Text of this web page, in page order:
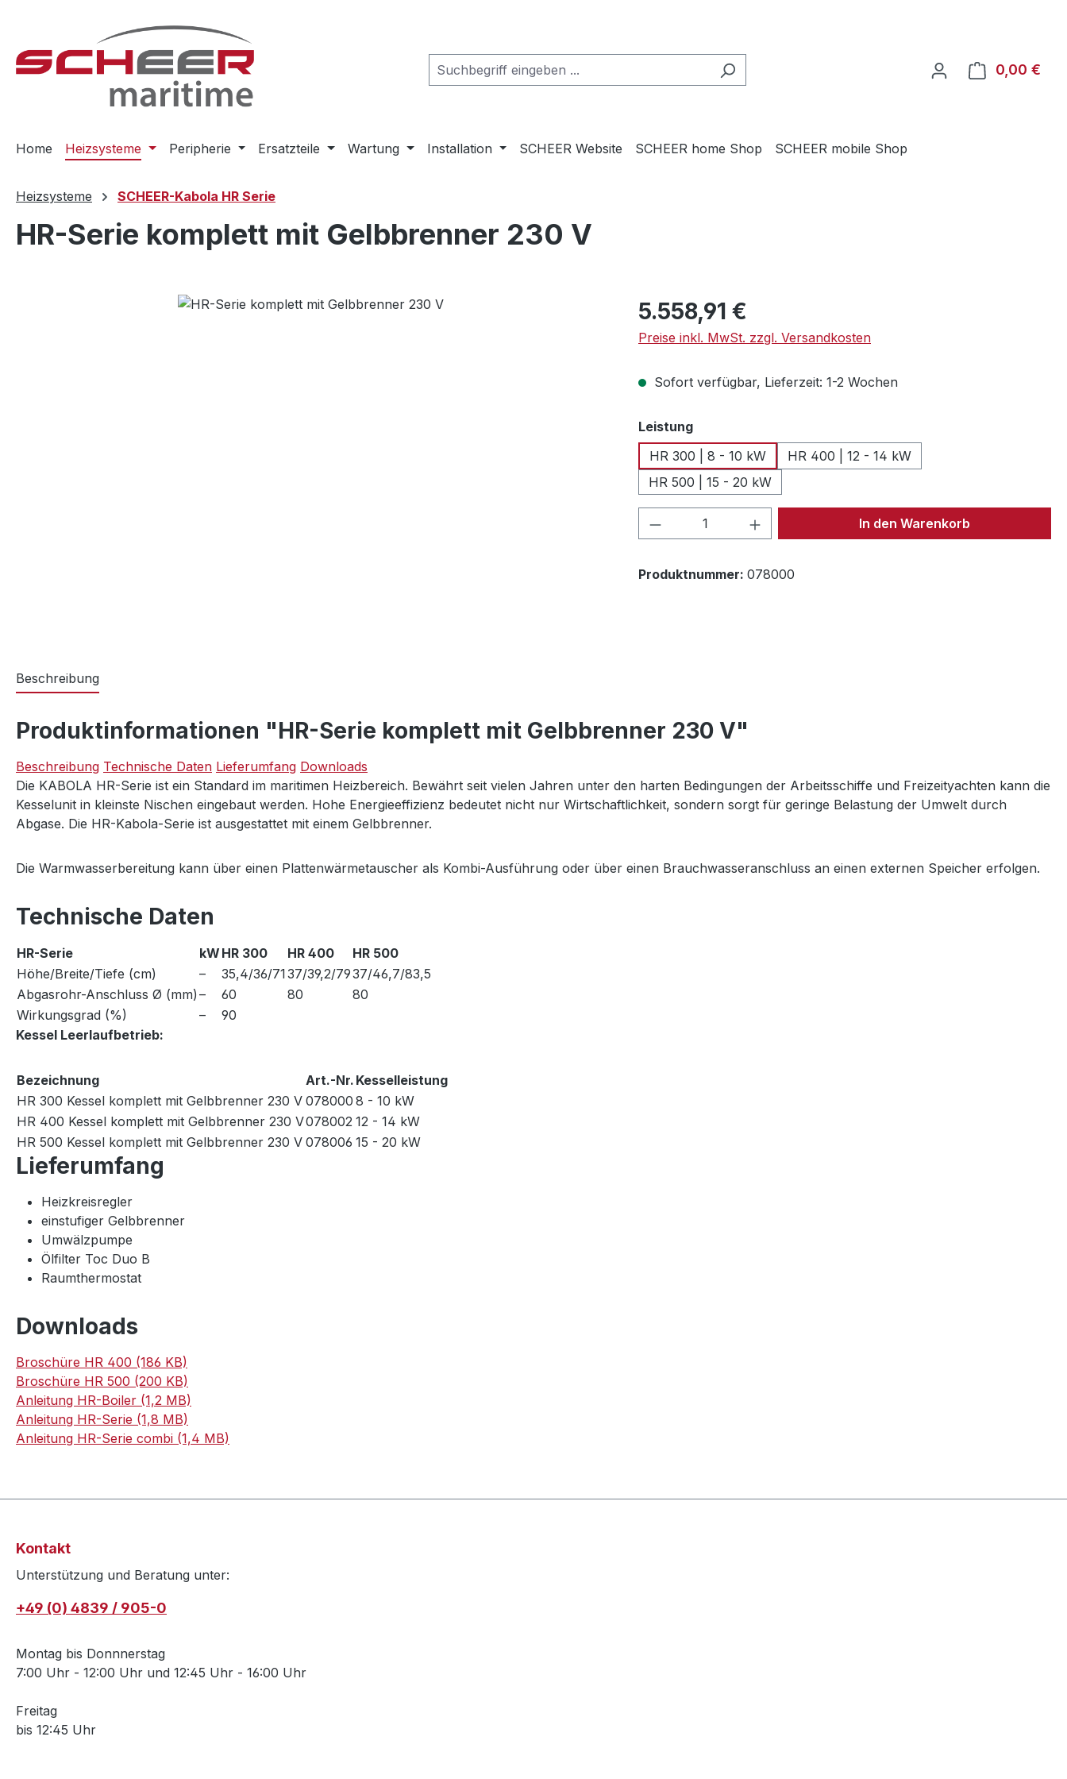
0,00 €
Home Heizsysteme Peripherie Ersatzteile Wartung Installation SCHEER Website SCHEER home Shop SCHEER mobile Shop
Heizsysteme SCHEER-Kabola HR Serie
HR-Serie komplett mit Gelbbrenner 230 V
Regulärer Preis:
5.558,91 €
Preise inkl. MwSt. zzgl. Versandkosten
Sofort verfügbar, Lieferzeit: 1-2 Wochen
Leistungauswählen
HR 300 | 8 - 10 kW
HR 400 | 12 - 14 kW
HR 500 | 15 - 20 kW
Produkt Anzahl: Gib den gewünschten Wert
In den Warenkorb
Produktnummer: 078000
Beschreibung
Produktinformationen "HR-Serie komplett mit Gelbbrenner 230 V"
Beschreibung Technische Daten Lieferumfang Downloads
Die KABOLA HR-Serie ist ein Standard im maritimen Heizbereich. Bewährt seit vielen Jahren unter den harten Bedingungen der Arbeitsschiffe und Freizeityachten kann die
Kesselunit in kleinste Nischen eingebaut werden. Hohe Energieeffizienz bedeutet nicht nur Wirtschaftlichkeit, sondern sorgt für geringe Belastung der Umwelt durch
Abgase. Die HR-Kabola-Serie ist ausgestattet mit einem Gelbbrenner.
Die Warmwasserbereitung kann über einen Plattenwärmetauscher als Kombi-Ausführung oder über einen Brauchwasseranschluss an einen externen Speicher erfolgen.
Technische Daten
HR-Serie kW HR 300 HR 400
HR 500
Höhe/Breite/Tiefe (cm)
– 35,4/36/7137/39,2/7937/46,7/83,5
Abgasrohr-Anschluss Ø (mm) – 60 80
80
Wirkungsgrad (%)
–
90
Kessel Leerlaufbetrieb:
Bezeichnung Art.-Nr. Kesselleistung
HR 300 Kessel komplett mit Gelbbrenner 230 V 078000 8 - 10 kW
HR 400 Kessel komplett mit Gelbbrenner 230 V078002 12 - 14 kW
HR 500 Kessel komplett mit Gelbbrenner 230 V 078006 15 - 20 kW
Lieferumfang
Heizkreisregler
einstufiger Gelbbrenner
Umwälzpumpe
Ölfilter Toc Duo B
Raumthermostat
Downloads
Broschüre HR 400 (186 KB)
Broschüre HR 500 (200 KB)
Anleitung HR-Boiler (1,2 MB)
Anleitung HR-Serie (1,8 MB)
Anleitung HR-Serie combi (1,4 MB)
Kontakt
Unterstützung und Beratung unter:
+49 (0) 4839 / 905-0
Montag bis Donnnerstag
7:00 Uhr - 12:00 Uhr und 12:45 Uhr - 16:00 Uhr
Freitag
bis 12:45 Uhr